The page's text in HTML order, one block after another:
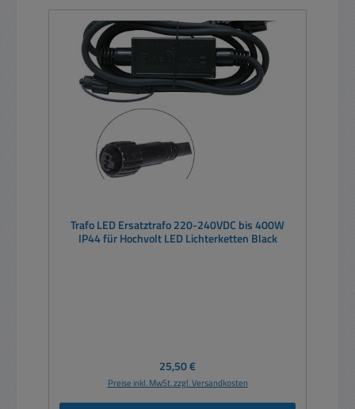
Trafo LED Ersatztrafo 220-240VDC bis 400W
IP44 für Hochvolt LED Lichterketten Black
Regulärer Preis:
25,50 €
Preise inkl. MwSt. zzgl. Versandkosten